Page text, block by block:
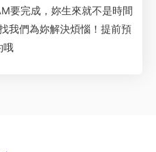
要完成，妳生來就不是時間
我們為妳解決煩惱！提前預
哦